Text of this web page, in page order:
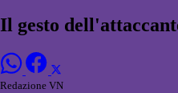
Il gesto
Redazione VN